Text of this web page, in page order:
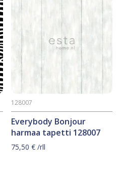
Everybody Bonjour
harmaa tapetti 128007
128007
75,50€ /rll